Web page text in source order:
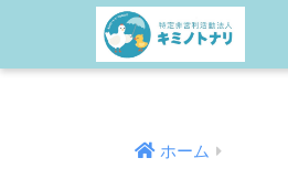
ホーム